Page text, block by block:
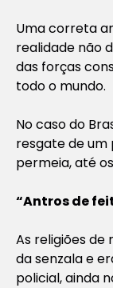
Uma correta
realidade não
das forças
todo o mundo.
No caso do
resgate de um
permeia, até
“Antros de
As religiões
da senzala e
policial, ainda